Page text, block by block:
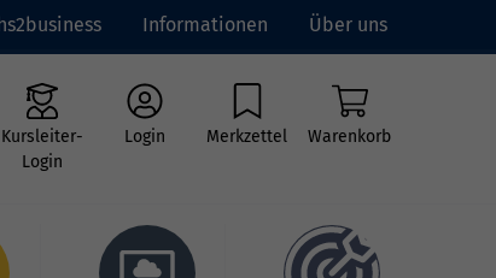
Informationen Über uns
Kursleiter-
Login
Login Merkzettel Warenkorb